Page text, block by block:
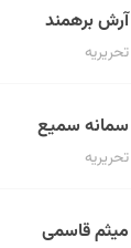
آرش برهمند
تحریریه
سمانه سمیع
تحریریه
میثم قاسمی